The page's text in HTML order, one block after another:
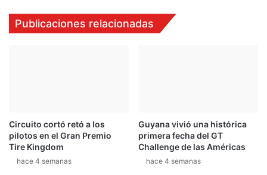
Publicaciones relacionadas
Circuito cortó retó a los
pilotos en el Gran Premio
Tire Kingdom
hace 4 semanas
Guyana vivió una histórica
primera fecha del GT
Challenge de las Américas
hace 4 semanas